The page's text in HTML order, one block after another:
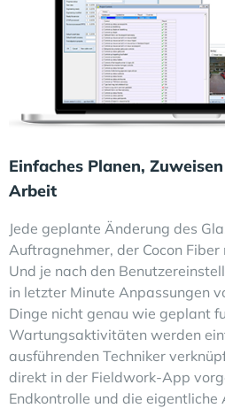
Einfaches Planen,
Arbeit
Jede geplante Änderung des
Auftragnehmer, der Cocon
Und je nach den
in letzter Minute Anpassungen
Dinge nicht genau wie geplant
Wartungsaktivitäten werden
ausführenden Techniker
direkt in der Fieldwork-App
Endkontrolle und die